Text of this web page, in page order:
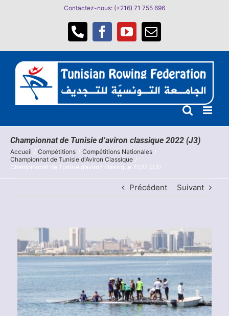
Contactez-nous: (+216) 71 755 696
Téléphone
Facebook
YouTube
Email
Championnat de Tunisie d’aviron classique 2022 (J3)
Accueil Compétitions
Compétitions Nationales
Championnat de Tunisie d'Aviron Classique
Championnat de Tunisie d’aviron classique 2022 (J3)
Précédent Suivant
l'image
agrandie